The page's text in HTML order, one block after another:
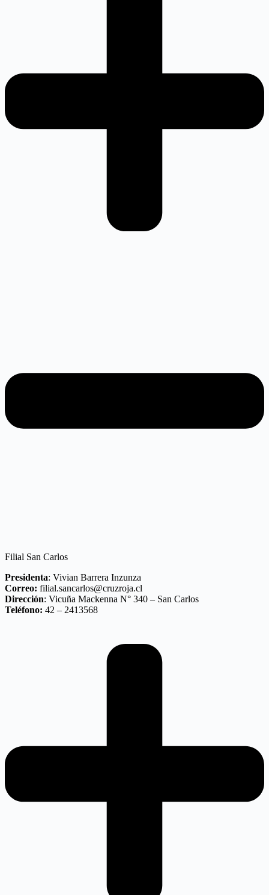
Filial San Carlos
Presidenta: Vivian Barrera Inzunza
Correo: filial.sancarlos@cruzroja.cl
Dirección: Vicuña Mackenna N° 340 – San Carlos
Teléfono: 42 – 2413568